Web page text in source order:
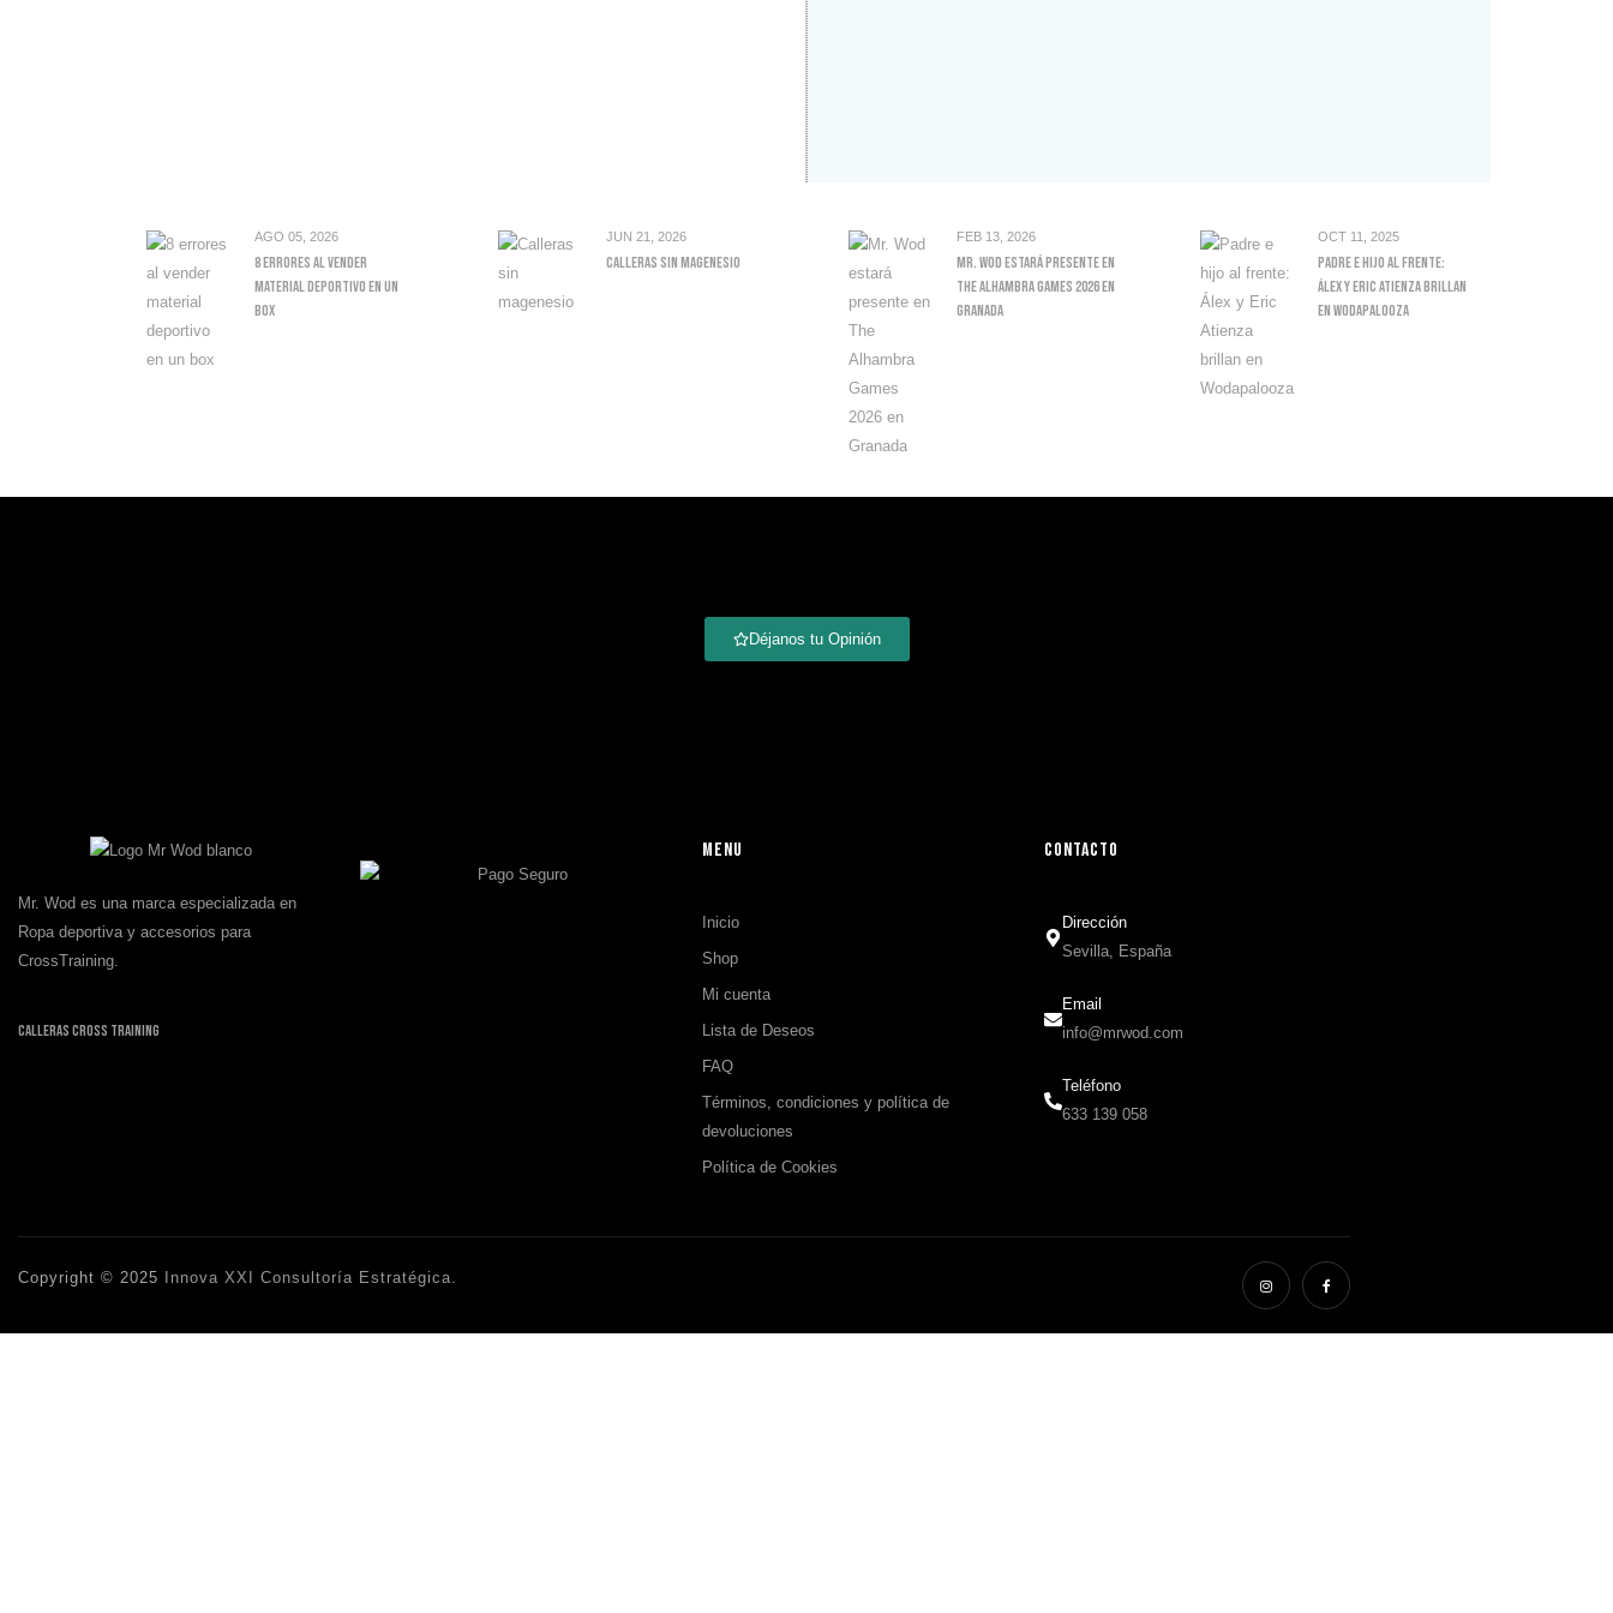
AGO 05, 2026
8 Errores Al Vender
Material Deportivo En Un
Box
JUN 21, 2026
Calleras Sin Magenesio
FEB 13, 2026
Mr. Wod Estará Presente En
The Alhambra Games 2026 En
Granada
OCT 11, 2025
Padre E Hijo Al Frente:
Álex Y Eric Atienza Brillan
En Wodapalooza
Déjanos tu Opinión
Mr. Wod es una marca especializada en
Ropa deportiva y accesorios para
CrossTraining.
Calleras Cross Training
MENU
Inicio
Shop
Mi cuenta
Lista de Deseos
FAQ
Términos, condiciones y política de
devoluciones
Política de Cookies
CONTACTO
Dirección
Sevilla, España
Email
info@mrwod.com
Teléfono
633 139 058
Copyright © 2025 Innova XXI Consultoría Estratégica